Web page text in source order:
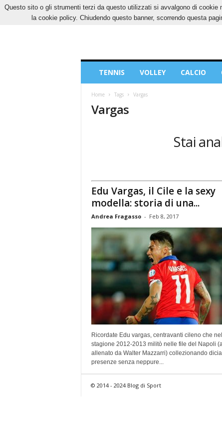
VENERDÌ, 7 AGOSTO 2026 CONTATTI
Sport
TENNIS VOLLEY CALCIO
Home Tags Vargas
Vargas
Stai
Edu Vargas, il Cile e la sexy
modella: storia di una...
Andrea Fragasso - Feb 8, 2017
Ricordate Edu vargas, centravanti cileno che
stagione 2012-2013 militò nelle file del Napoli
allenato da Walter Mazzarri) collezionando
presenze senza neppure...
© 2014 - 2024 Blog di Sport
Questo sito o gli strumenti terzi da questo utilizzati si avvalgono di
la cookie policy. Chiudendo questo banner, scorrendo questa